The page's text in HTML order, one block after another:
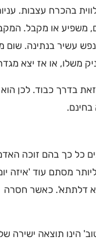
בהכרח עצבות.
משפיע או מקבל.
עשיר בנתינה. שום
משלו, או אז יצא
בדרך כבוד. לכן
כל כך בהם זוכה
מסתם עוד 'איזה
דלתתא'. כאשר חסרה
הינו תוצאה ישירה